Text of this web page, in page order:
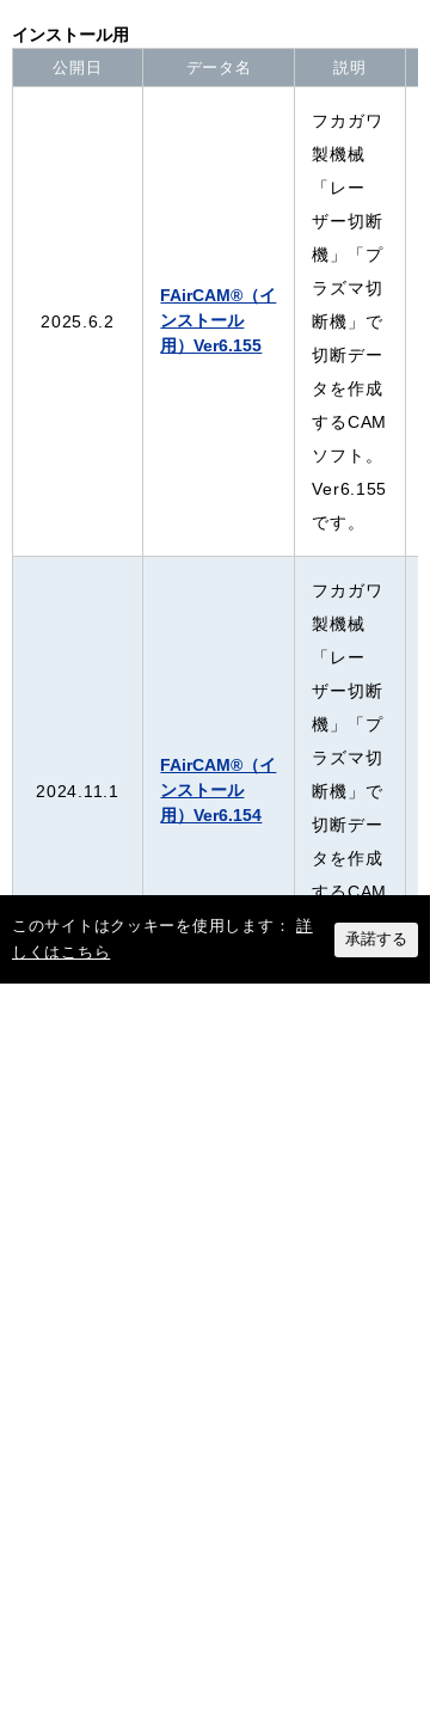
インストール用
公開日 データ名 説明
2025.6.2
FAirCAM®（イ
ンストール
用）Ver6.155
フカガワ
製機械
「レー
ザー切断
機」「プ
ラズマ切
断機」で
切断デー
タを作成
するCAM
ソフト。
Ver6.155
です。
2024.11.1
FAirCAM®（イ
ンストール
用）Ver6.154
フカガワ
製機械
「レー
ザー切断
機」「プ
ラズマ切
断機」で
切断デー
タを作成
するCAM
ソフト。
Ver6.154
このサイトはクッキーを使用します： 詳
しくはこちら
承諾する